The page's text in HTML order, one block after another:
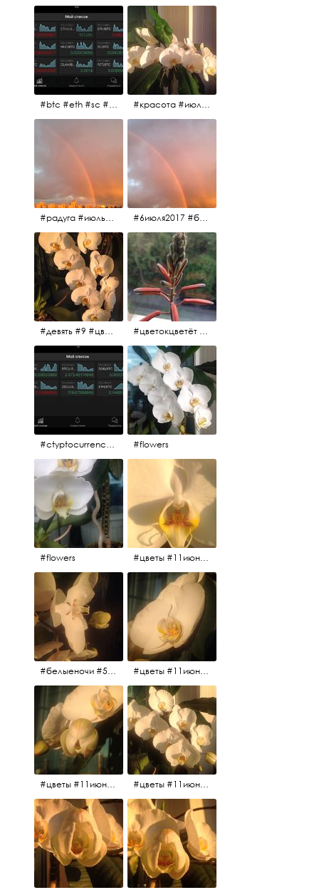
#btc #eth #sc #xrp #etc #maid #sys #naut #strat #pasc #dash #xmr #nxt #usdt #ltc#lsk #zec #str #rep #coin #markets #bitcoin #красота #июльскоеутро
#радуга #июльскоеутро #радугавовсёнебо #6июля2017 #6июля2017 #белыеночи #питерскоеутро #джулаймонинг #июльскоеутро #радугавовсёнебо #радуга #дождик
#девять #9 #цветы #цветокцветёт #flowers
#ctyptocurrency #btc #eth #flowers
#flowers #цветы #11июня2017 #5утра #белыеночи
#белыеночи #5утра #11июня2017 #цветы #цветы #11июня2017 #5утра #белыеночи
#цветы #11июня2017 #цветы #11июня2017